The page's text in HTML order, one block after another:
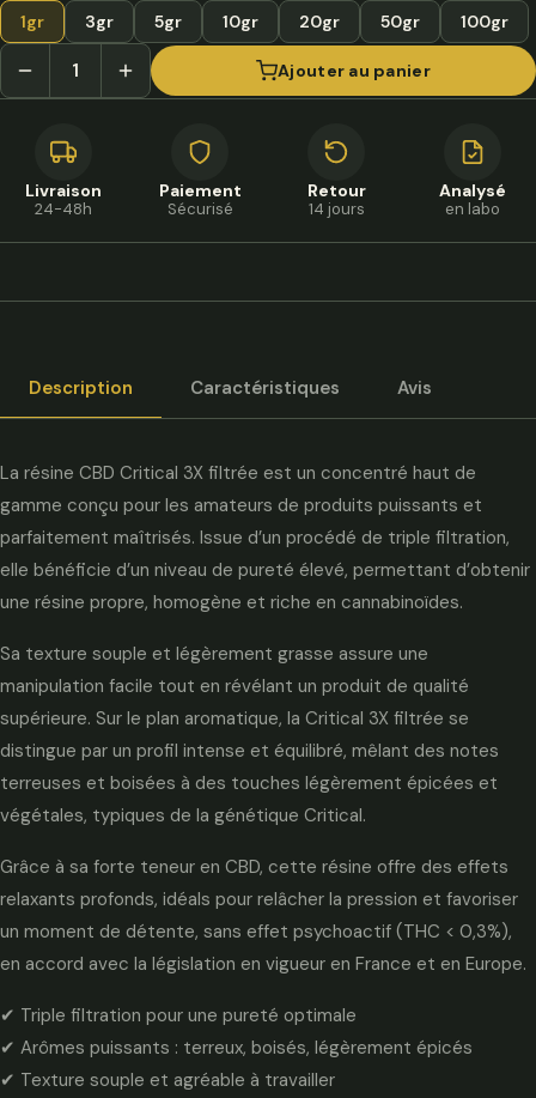
350,00 €
1gr
3gr 5gr 10gr 20gr 50gr 100gr
Ajouter au panier
Livraison
24-48h
Paiement
Sécurisé
Retour
14 jours
Analysé
en labo
Description Caractéristiques Avis
La résine CBD Critical 3X filtrée est un concentré haut de
gamme conçu pour les amateurs de produits puissants et
parfaitement maîtrisés. Issue d’un procédé de triple filtration,
elle bénéficie d’un niveau de pureté élevé, permettant d’obtenir
une résine propre, homogène et riche en cannabinoïdes.
Sa texture souple et légèrement grasse assure une
manipulation facile tout en révélant un produit de qualité
supérieure. Sur le plan aromatique, la Critical 3X filtrée se
distingue par un profil intense et équilibré, mêlant des notes
terreuses et boisées à des touches légèrement épicées et
végétales, typiques de la génétique Critical.
Grâce à sa forte teneur en CBD, cette résine offre des effets
relaxants profonds, idéals pour relâcher la pression et favoriser
un moment de détente, sans effet psychoactif (THC < 0,3%),
en accord avec la législation en vigueur en France et en Europe.
✔ Triple filtration pour une pureté optimale
✔ Arômes puissants : terreux, boisés, légèrement épicés
✔ Texture souple et agréable à travailler